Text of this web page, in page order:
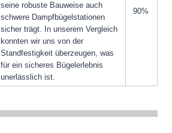
seine robuste Bauweise auch
schwere Dampfbügelstationen
sicher trägt. In unserem Vergleich
konnten wir uns von der
Standfestigkeit überzeugen, was
für ein sicheres Bügelerlebnis
unerlässlich ist.
90%